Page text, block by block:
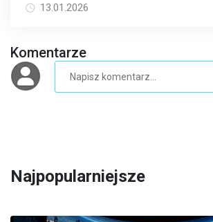
13.01.2026
Komentarze
Najpopularniejsze